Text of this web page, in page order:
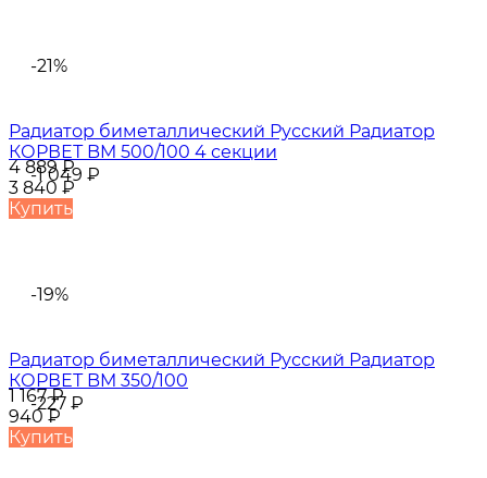
-21%
-1 049 ₽
Радиатор биметаллический Русский Радиатор
КОРВЕТ BM 500/100 4 секции
4 889₽
3 840 ₽
Купить
-19%
-227 ₽
Радиатор биметаллический Русский Радиатор
КОРВЕТ BM 350/100
1 167₽
940₽
Купить